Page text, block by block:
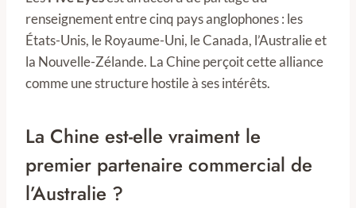
renseignement entre cinq pays anglophones : les
États-Unis, le Royaume-Uni, le Canada, l’Australie et
la Nouvelle-Zélande. La Chine perçoit cette alliance
comme une structure hostile à ses intérêts.
La Chine est-elle vraiment le
premier partenaire commercial de
l’Australie ?